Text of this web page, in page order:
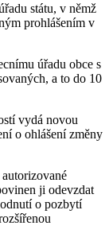
státu, v němž
prohlášením v
úřadu obce s
a to do 10
vydá novou
o ohlášení změny
ji odevzdat
o pozbytí